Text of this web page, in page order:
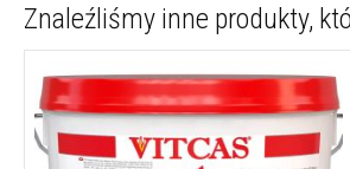
Osłony
termiczne
przewody
Znaleźliśmy inne produkty,